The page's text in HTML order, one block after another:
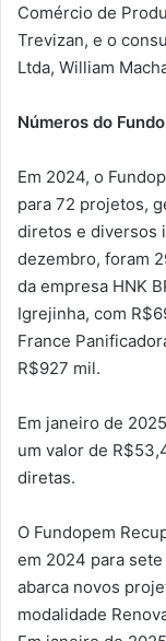
Comércio de
Trevizan, e o
Ltda, William
Números do
Em 2024, o
para 72 projetos,
diretos e diversos
dezembro, foram
da empresa HNK
Igrejinha, com
France
R$927 mil.
Em janeiro de
um valor de
diretas.
O Fundopem
em 2024 para
abarca novos
modalidade